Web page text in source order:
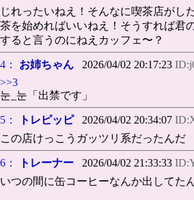
じれったいねえ！そんなに喫茶店がし
茶を始めればいいねえ！そうすれば君
すると言うのにねえカッフェ〜？
4： お姉ちゃん 2026/04/02 20:17:23
>>3
눈_눈「出禁です」
5： トレピッピ2026/04/02 20:34:07
この店けっこうガッツリ系だったんだ
6： トレーナー 2026/04/02 21:33:33
いつの間に缶コーヒーなんか出してた